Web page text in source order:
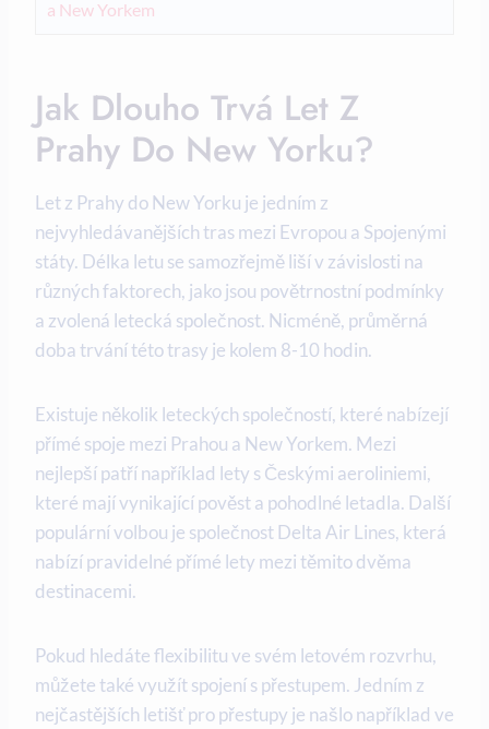
a New Yorkem
Jak Dlouho Trvá Let Z
Prahy Do New Yorku?
Let z Prahy do New Yorku je jedním z
nejvyhledávanějších tras mezi Evropou a Spojenými
státy. Délka letu se samozřejmě liší v závislosti na
různých faktorech, jako jsou povětrnostní podmínky
a zvolená letecká společnost. Nicméně, průměrná
doba trvání této trasy je kolem 8-10 hodin.
Existuje několik leteckých společností, které nabízejí
přímé spoje mezi Prahou a New Yorkem. Mezi
nejlepší patří například lety s Českými aeroliniemi,
které mají vynikající pověst a pohodlné letadla. Další
populární volbou je společnost Delta Air Lines, která
nabízí pravidelné přímé lety mezi těmito dvěma
destinacemi.
Pokud hledáte flexibilitu ve svém letovém rozvrhu,
můžete také využít spojení s přestupem. Jedním z
nejčastějších letišť pro přestupy je našlo například ve